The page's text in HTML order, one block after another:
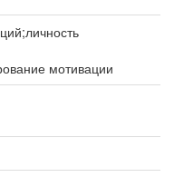
мотивации